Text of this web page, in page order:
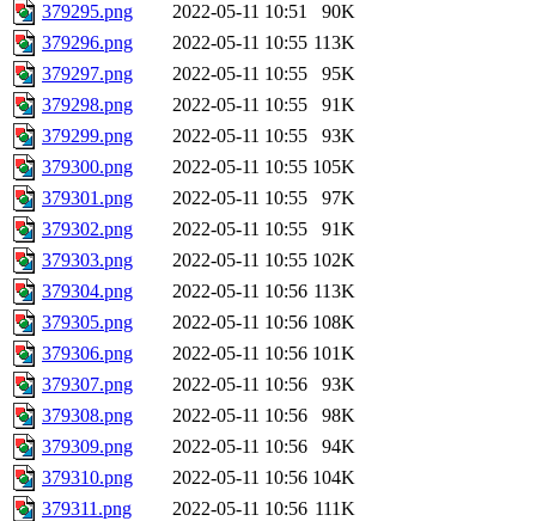
379295.png
2022-05-11 10:51
90K
379296.png
2022-05-11 10:55 113K
379297.png
2022-05-11 10:55
95K
379298.png
2022-05-11 10:55
91K
379299.png
2022-05-11 10:55
93K
379300.png
2022-05-11 10:55 105K
379301.png
2022-05-11 10:55
97K
379302.png
2022-05-11 10:55
91K
379303.png
2022-05-11 10:55 102K
379304.png
2022-05-11 10:56 113K
379305.png
2022-05-11 10:56 108K
379306.png
2022-05-11 10:56 101K
379307.png
2022-05-11 10:56
93K
379308.png
2022-05-11 10:56
98K
379309.png
2022-05-11 10:56
94K
379310.png
2022-05-11 10:56 104K
379311.png
2022-05-11 10:56 111K